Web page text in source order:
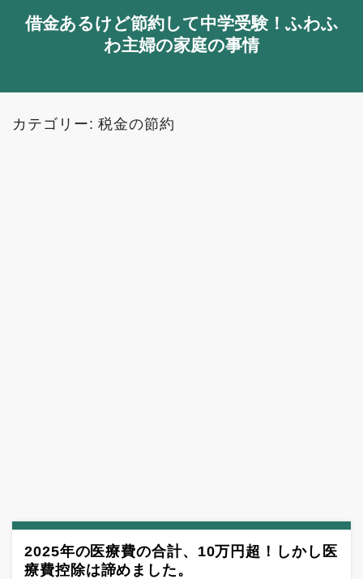
借金あるけど節約して中学受験！ふわふ
わ主婦の家庭の事情
カテゴリー:税金の節約
2025年の医療費の合計、10万円超！しかし医
療費控除は諦めました。